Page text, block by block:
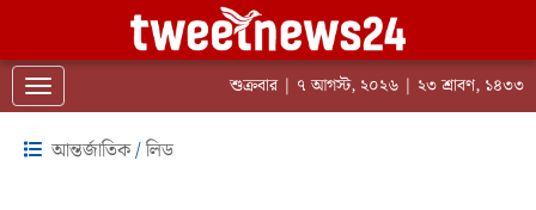
Toggle navigation শুক্রবার | ৭ আগস্ট, ২০২৬ | ২৩ শ্রাবণ, ১৪৩৩
আন্তর্জাতিক/লিড